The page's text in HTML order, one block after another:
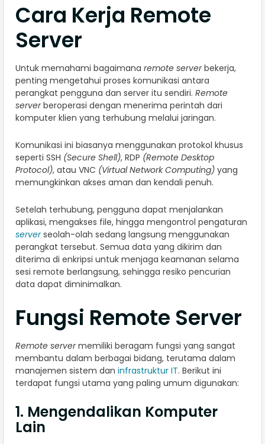
Cara Kerja Remote
Server
Untuk memahami bagaimana remote serverbekerja,
penting mengetahui proses komunikasi antara
perangkat pengguna dan server itu sendiri. Remote
serverberoperasi dengan menerima perintah dari
komputer klien yang terhubung melalui jaringan.
Komunikasi ini biasanya menggunakan protokol khusus
seperti SSH (Secure Shell), RDP (Remote Desktop
Protocol), atau VNC (Virtual Network Computing) yang
memungkinkan akses aman dan kendali penuh.
Setelah terhubung, pengguna dapat menjalankan
aplikasi, mengakses file, hingga mengontrol pengaturan
serverseolah-olah sedang langsung menggunakan
perangkat tersebut. Semua data yang dikirim dan
diterima di enkripsi untuk menjaga keamanan selama
sesi remote berlangsung, sehingga resiko pencurian
data dapat diminimalkan.
Fungsi Remote Server
Remote servermemiliki beragam fungsi yang sangat
membantu dalam berbagai bidang, terutama dalam
manajemen sistem dan infrastruktur IT. Berikut ini
terdapat fungsi utama yang paling umum digunakan:
1. Mengendalikan Komputer
Lain